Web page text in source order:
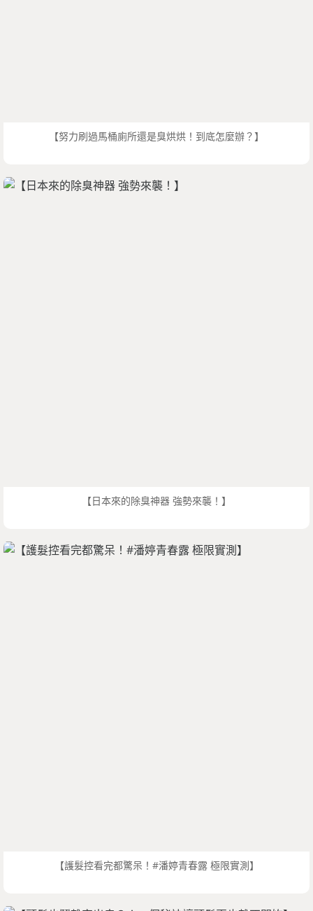
【努力刷過馬桶廁所還是臭烘烘！到底怎麼辦？】
【日本來的除臭神器 強勢來襲！】
【護髮控看完都驚呆！#潘婷青春露 極限實測】